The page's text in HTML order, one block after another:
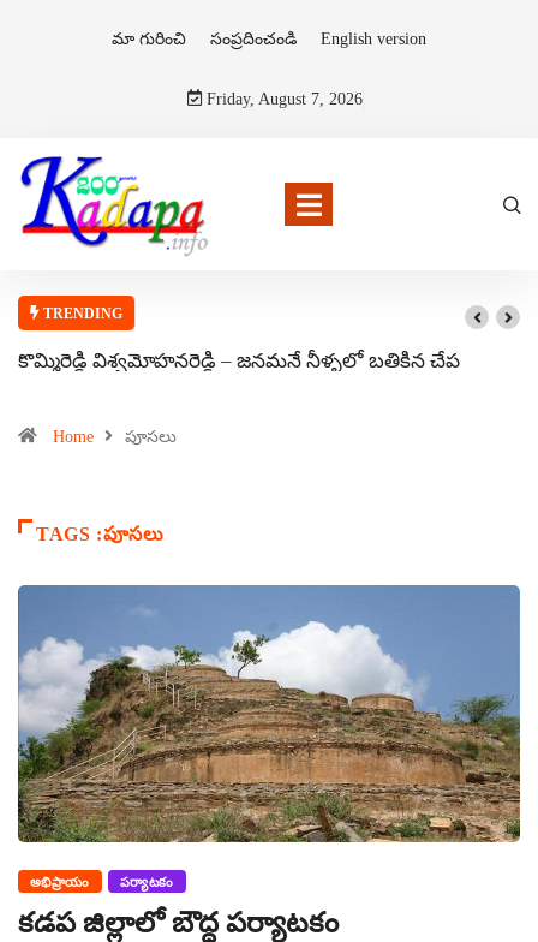
మా గురించి సంప్రదించండి English version
Friday, August 7, 2026
TRENDING
కొమ్మిరెడ్డి విశ్వమోహనరెడ్డి – జనమనే నీళ్ళలో బతికిన చేప
Home పూసలు
TAGS :పూసలు
అభిప్రాయం పర్యాటకం
కడప జిల్లాలో బౌద్ధ పర్యాటకం